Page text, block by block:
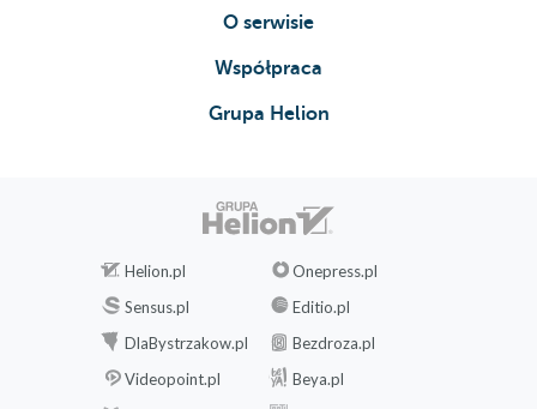
O serwisie
Współpraca
Grupa Helion
Helion.pl
Onepress.pl
Sensus.pl
Editio.pl
DlaBystrzakow.pl
Bezdroza.pl
Videopoint.pl
Beya.pl